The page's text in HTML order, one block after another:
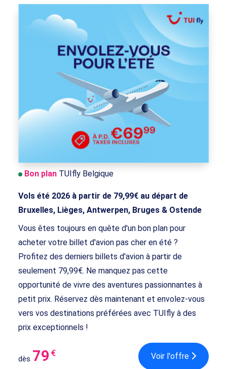
Bon plan TUIfly Belgique
Vols été 2026 à partir de 79,99€ au départ de
Bruxelles, Lièges, Antwerpen, Bruges & Ostende
Vous êtes toujours en quête d'un bon plan pour
acheter votre billet d'avion pas cher en été ?
Profitez des derniers billets d'avion à partir de
seulement 79,99€. Ne manquez pas cette
opportunité de vivre des aventures passionnantes à
petit prix. Réservez dès maintenant et envolez-vous
vers vos destinations préférées avec TUIfly à des
prix exceptionnels !
dès 79 € Voir l'offre